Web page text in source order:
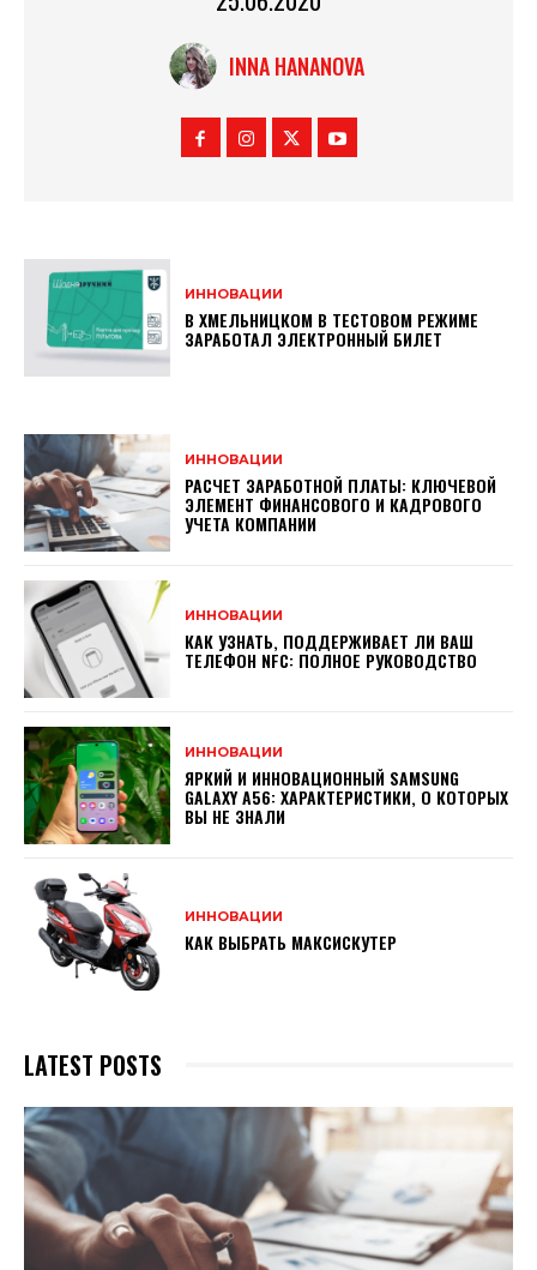
INNA HANANOVA
ИННОВАЦИИ
В ХМЕЛЬНИЦКОМ В ТЕСТОВОМ РЕЖИМЕ
ЗАРАБОТАЛ ЭЛЕКТРОННЫЙ БИЛЕТ
ИННОВАЦИИ
РАСЧЕТ ЗАРАБОТНОЙ ПЛАТЫ: КЛЮЧЕВОЙ
ЭЛЕМЕНТ ФИНАНСОВОГО И КАДРОВОГО
УЧЕТА КОМПАНИИ
ИННОВАЦИИ
КАК УЗНАТЬ, ПОДДЕРЖИВАЕТ ЛИ ВАШ
ТЕЛЕФОН NFC: ПОЛНОЕ РУКОВОДСТВО
ИННОВАЦИИ
ЯРКИЙ И ИННОВАЦИОННЫЙ SAMSUNG
GALAXY A56: ХАРАКТЕРИСТИКИ, О КОТОРЫХ
ВЫ НЕ ЗНАЛИ
ИННОВАЦИИ
КАК ВЫБРАТЬ МАКСИСКУТЕР
LATEST POSTS